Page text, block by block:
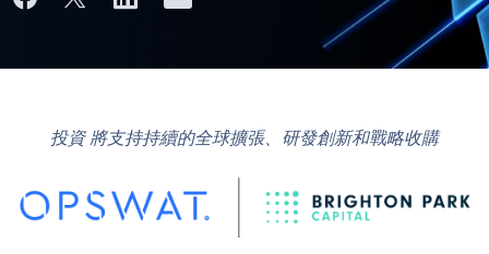
投資 將支持持續的全球擴張、研發創新和戰略收購